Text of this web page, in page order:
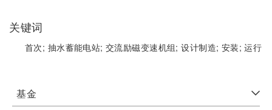
关键词
首次; 抽水蓄能电站;交流励磁变速机组;设计制造; 安装;运行
基金